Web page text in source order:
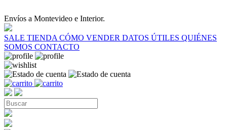
Envíos a Montevideo e Interior.
SALE TIENDA CÓMO VENDER DATOS ÚTILES QUIÉNES
SOMOS CONTACTO